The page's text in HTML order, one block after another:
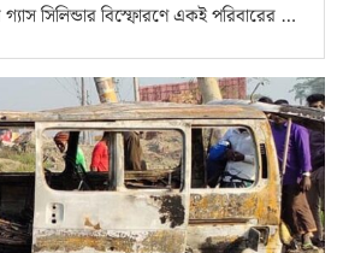
সিলিন্ডার বিস্ফোরণে একই পরিবারের …